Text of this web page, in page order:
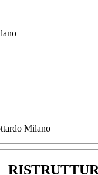
Milano